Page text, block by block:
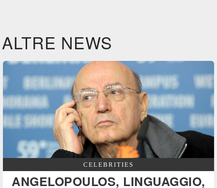
ALTRE NEWS
CELEBRITIES
ANGELOPOULOS, LINGUAGGIO,